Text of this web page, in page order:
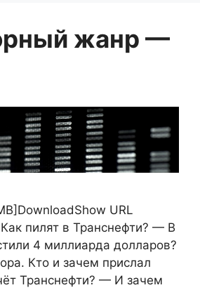
жанр —
URL
пилят в Транснефти? — В
4 миллиарда долларов?
Кто и зачем прислал
Транснефти? — И зачем